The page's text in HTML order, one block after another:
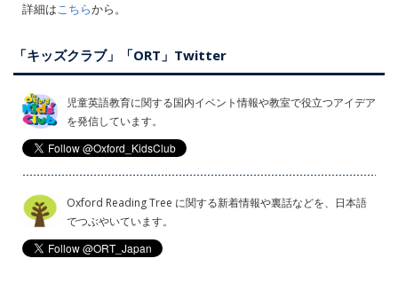
詳細はこちらから。
「キッズクラブ」「ORT」Twitter
児童英語教育に関する国内イベント情報や教室で役立つアイデア
を発信しています。
Oxford Reading Tree に関する新着情報や裏話などを、日本語
でつぶやいています。